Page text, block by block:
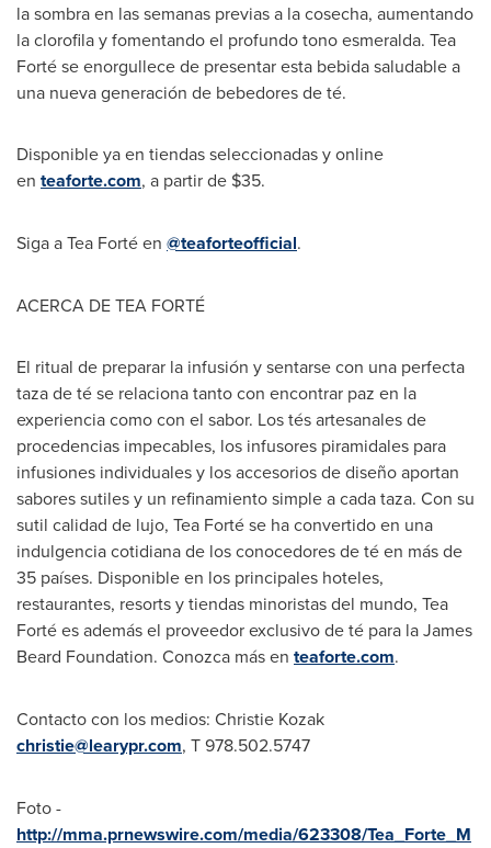
la sombra en las semanas previas a la cosecha, aumentando
la clorofila y fomentando el profundo tono esmeralda. Tea
Forté se enorgullece de presentar esta bebida saludable a
una nueva generación de bebedores de té.
Disponible ya en tiendas seleccionadas y online
en teaforte.com, a partir de $35.
Siga a Tea Forté en @teaforteofficial.
ACERCA DE TEA FORTÉ
El ritual de preparar la infusión y sentarse con una perfecta
taza de té se relaciona tanto con encontrar paz en la
experiencia como con el sabor. Los tés artesanales de
procedencias impecables, los infusores piramidales para
infusiones individuales y los accesorios de diseño aportan
sabores sutiles y un refinamiento simple a cada taza. Con su
sutil calidad de lujo, Tea Forté se ha convertido en una
indulgencia cotidiana de los conocedores de té en más de
35 países. Disponible en los principales hoteles,
restaurantes, resorts y tiendas minoristas del mundo, Tea
Forté es además el proveedor exclusivo de té para la James
Beard Foundation. Conozca más en teaforte.com.
Contacto con los medios: Christie Kozak
christie@learypr.com, T 978.502.5747
Foto -
http://mma.prnewswire.com/media/623308/Tea_Forte_M